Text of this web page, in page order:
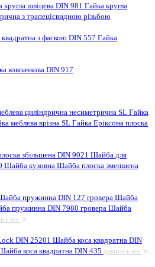
кругла шліцева DIN 981 Гайка кругла
з трапецієвидною різьбою
квадратна з фаскою DIN 557 Гайка
ковпачкова DIN 917
циліндрична несиметрична SL Гайка
меблева врізна SL Гайка Еріксона плоска
збільшена DIN 9021 Шайба для
Шайба кузовна Шайба плоска зменшена
пружинна DIN 127 гровера Шайба
пружинна DIN 7980 гровера Шайба
все
DIN 25201 Шайба коса квадратна DIN
коса квадратна DIN 435 дивитись все